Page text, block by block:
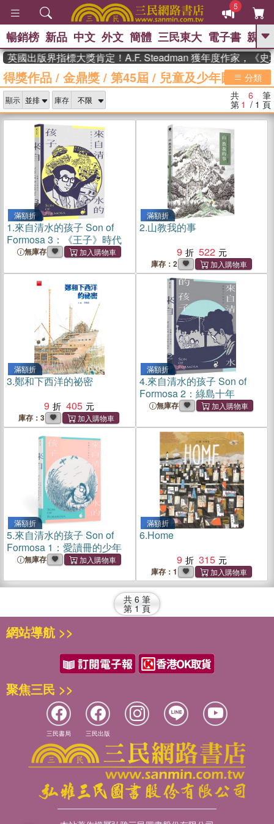
5
GO
熱搜： 東野圭吾 、 高希均教授回憶錄
、 The Odyssey 、 父親節 、 如果歷
國際布克
獎 臺灣漫遊錄 、 方念華 、 台灣的李
數學女孩：黎曼猜想
偉大的迷走神經
暢銷榜 新品 中文 外文 簡體 三民東大 電子書 親子
英國出版界指標大獎肯定！A.F. Steadman 獲年度作家，《史
得獎作品 / 金鼎獎 / 第45屆 / 兒童及少年圖書獎
分類
顯示 庫存 共 6 筆
第 1 / 1 頁
滿額折
1.來自清水的孩子 Son of
Formosa 3：《王子》時代
無庫存
滿額折
2.山教我的事
9
522
庫存：2
滿額折
3.鄭和下西洋的祕密
9
405
庫存：3
滿額折
4.來自清水的孩子 Son of
Formosa 2：綠島十年
無庫存
滿額折
5.來自清水的孩子 Son of
Formosa 1：愛讀冊的少年
無庫存
滿額折
6.Home
9
315
庫存：1
共 6 筆
第 1 頁
網站導航 >>
聚焦三民 >>
三民書局 三民出版